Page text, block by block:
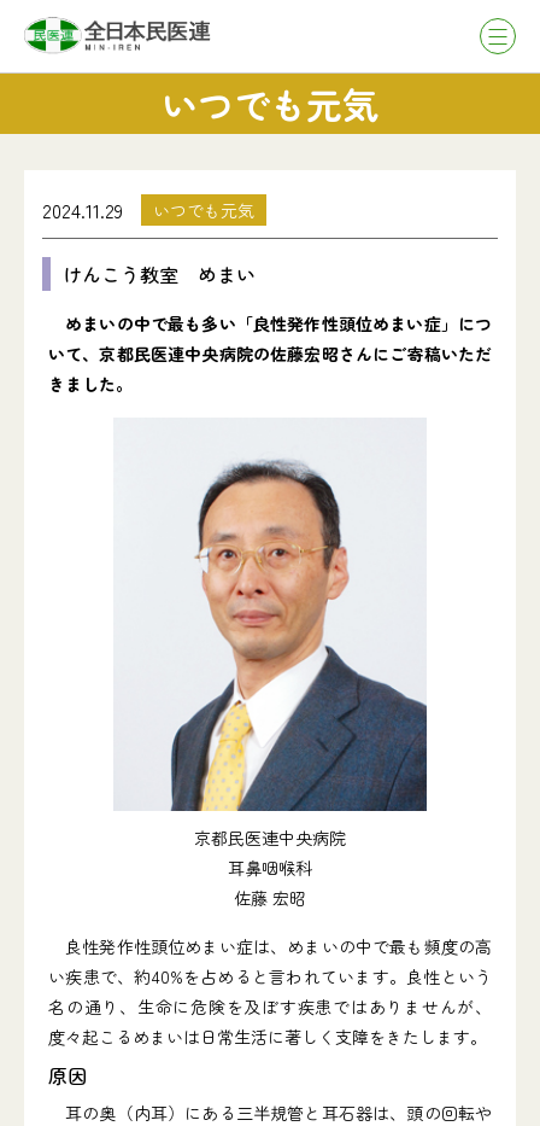
いつでも元気
2024.11.29 いつでも元気
けんこう教室 めまい
めまいの中で最も多い「良性発作性頭位めまい症」につ
いて、京都民医連中央病院の佐藤宏昭さんにご寄稿いただ
きました。
京都民医連中央病院
耳鼻咽喉科
佐藤 宏昭
良性発作性頭位めまい症は、めまいの中で最も頻度の高
い疾患で、約40%を占めると言われています。良性という
名の通り、生命に危険を及ぼす疾患ではありませんが、
度々起こるめまいは日常生活に著しく支障をきたします。
原因
耳の奥（内耳）にある三半規管と耳石器は、頭の回転や